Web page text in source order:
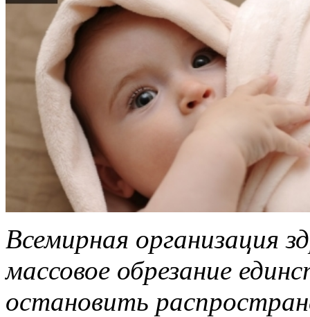
Всемирная организация
массовое обрезание
остановить